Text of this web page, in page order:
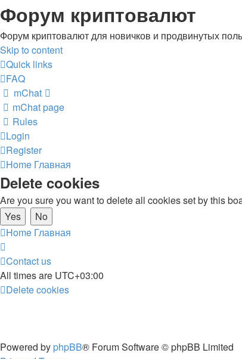
Форум криптовалют
Форум криптовалют для новичков и продвинутых
Skip to content
Quick links
FAQ
mChat
mChat page
Rules
Login
Register
Home Главная
Delete cookies
Are you sure you want to delete all cookies set by this
Home Главная
Contact us
All times are UTC+03:00
Delete cookies
Powered by phpBB® Forum Software © phpBB Limited